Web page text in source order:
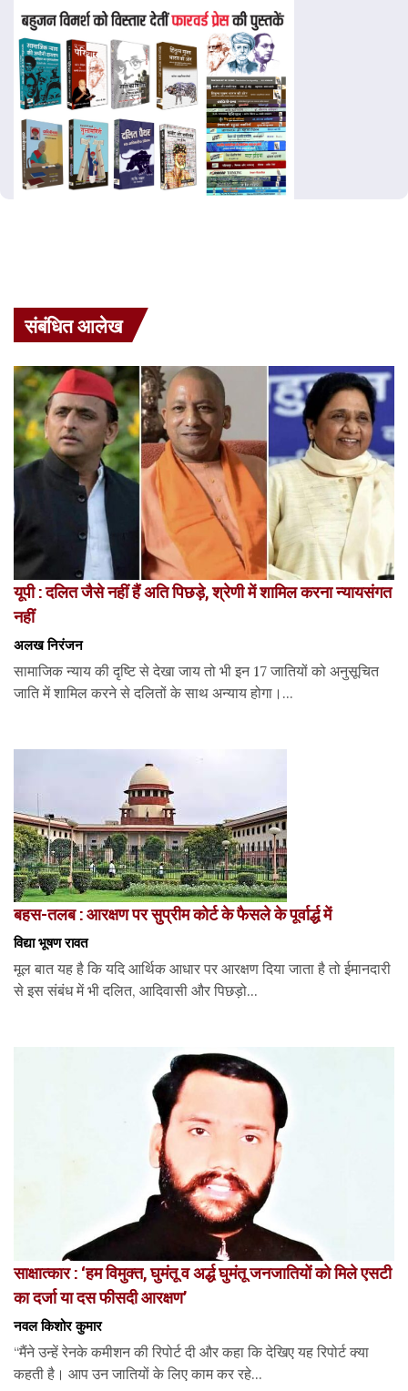
संबंधित आलेख
यूपी : दलित जैसे नहीं हैं अति पिछड़े, श्रेणी में शामिल करना न्यायसंगत
नहीं
अलख निरंजन
सामाजिक न्याय की दृष्टि से देखा जाय तो भी इन 17 जातियों को अनुसूचित
जाति में शामिल करने से दलितों के साथ अन्याय होगा।...
बहस-तलब : आरक्षण पर सुप्रीम कोर्ट के फैसले के पूर्वार्द्ध में
विद्या भूषण रावत
मूल बात यह है कि यदि आर्थिक आधार पर आरक्षण दिया जाता है तो ईमानदारी
से इस संबंध में भी दलित, आदिवासी और पिछड़ो...
साक्षात्कार : ‘हम विमुक्त, घुमंतू व अर्द्ध घुमंतू जनजातियों को मिले एसटी
का दर्जा या दस फीसदी आरक्षण’
नवल किशोर कुमार
“मैंने उन्हें रेनके कमीशन की रिपोर्ट दी और कहा कि देखिए यह रिपोर्ट क्या
कहती है। आप उन जातियों के लिए काम कर रहे...